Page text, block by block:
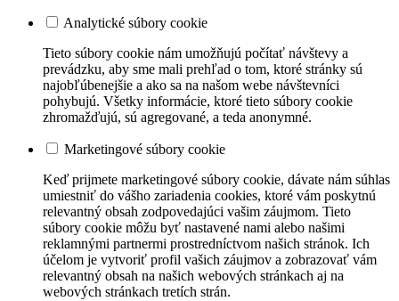
Analytické súbory cookie
Tieto súbory cookie nám umožňujú počítať návštevy a
prevádzku, aby sme mali prehľad o tom, ktoré stránky sú
najobľúbenejšie a ako sa na našom webe návštevníci
pohybujú. Všetky informácie, ktoré tieto súbory cookie
zhromažďujú, sú agregované, a teda anonymné.
Marketingové súbory cookie
Keď prijmete marketingové súbory cookie, dávate nám súhlas
umiestniť do vášho zariadenia cookies, ktoré vám poskytnú
relevantný obsah zodpovedajúci vašim záujmom. Tieto
súbory cookie môžu byť nastavené nami alebo našimi
reklamnými partnermi prostredníctvom našich stránok. Ich
účelom je vytvoriť profil vašich záujmov a zobrazovať vám
relevantný obsah na našich webových stránkach aj na
webových stránkach tretích strán.